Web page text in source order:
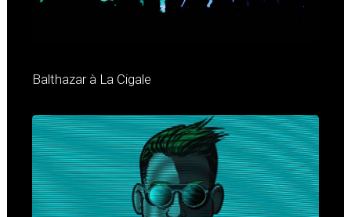
Balthazar à La Cigale